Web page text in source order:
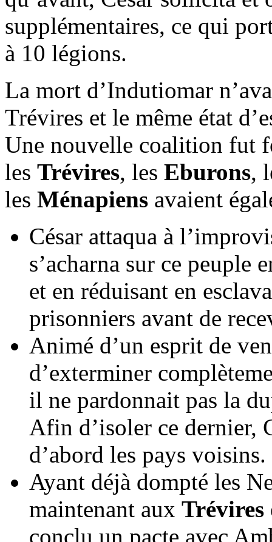
supplémentaires, ce qui
à 10 légions.
La mort d’Indutiomar
Trévires et le même état
Une nouvelle coalition fut
les Trévires, les Eburons,
les Ménapiens avaient
César attaqua à
s’acharna sur ce peuple
et en réduisant en
prisonniers avant de
Animé d’un esprit de
d’exterminer
il ne pardonnait pas la
Afin d’isoler ce dernier,
d’abord les pays voisins.
Ayant déjà dompté les
maintenant aux Trévires
conclu un pacte avec